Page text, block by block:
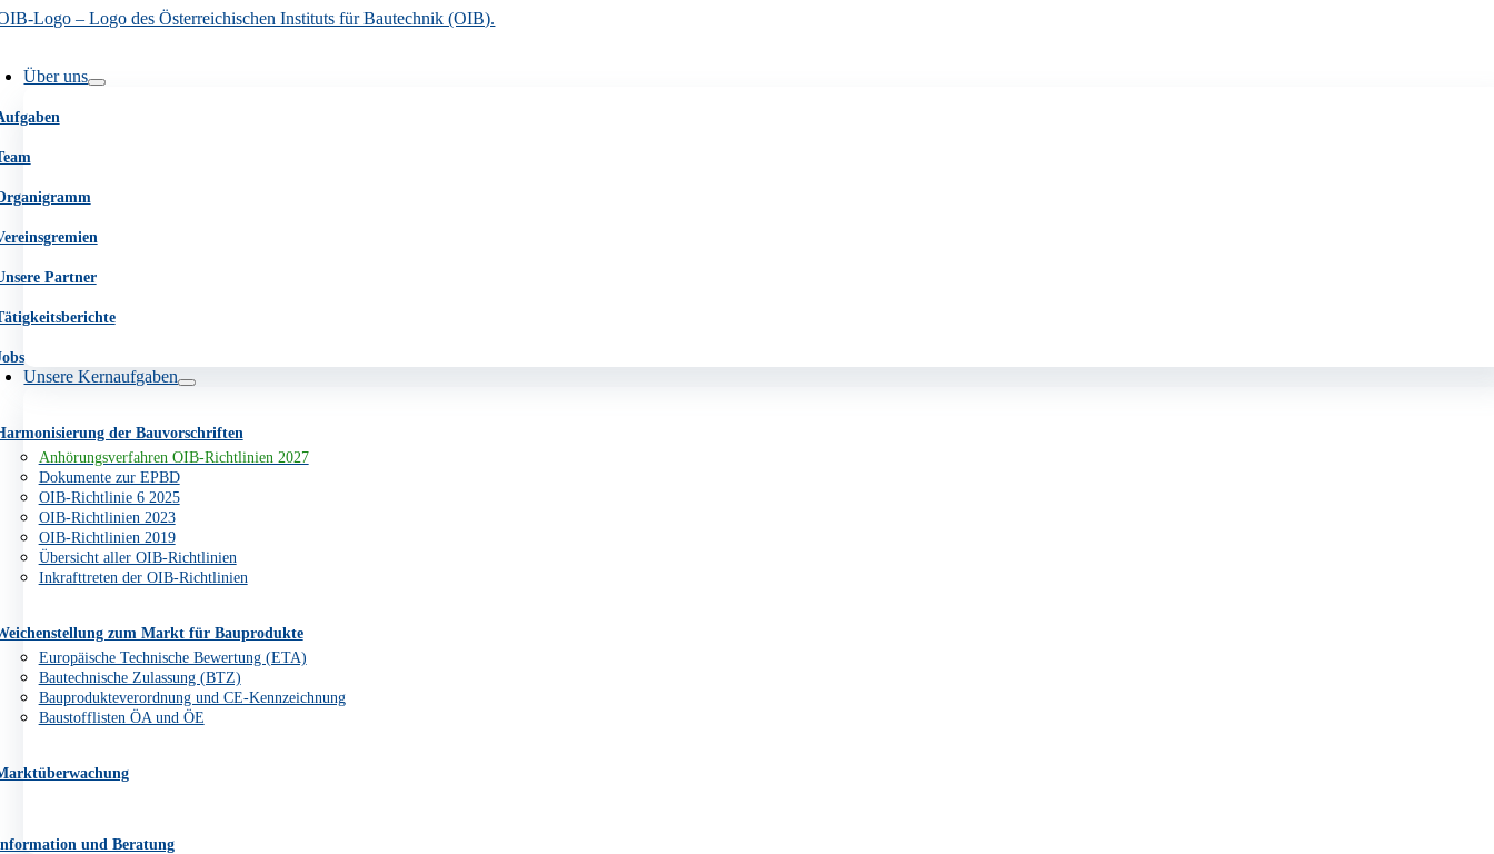
Go
Zum
Über uns
Partner
Unsere Kernaufgaben
der Bauvorschriften
Anhörungsverfahren OIB-Richtlinien 2027
Dokumente zur EPBD
OIB-Richtlinie 6 2025
OIB-Richtlinien 2023
OIB-Richtlinien 2019
Übersicht aller OIB-Richtlinien
Inkrafttreten der OIB-Richtlinien
zum Markt für Bauprodukte
Europäische Technische Bewertung (ETA)
Bautechnische Zulassung (BTZ)
Bauprodukteverordnung und CE-Kennzeichnung
Baustofflisten ÖA und ÖE
und Beratung